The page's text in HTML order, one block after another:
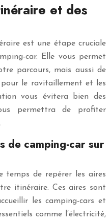
et des
est une étape cruciale
car. Elle vous permet
parcours, mais aussi de
pour le ravitaillement et les
vous évitera bien des
permettra de profiter
de camping-car sur
temps de repérer les aires
itinéraire. Ces aires sont
les camping-cars et
comme l’électricité,